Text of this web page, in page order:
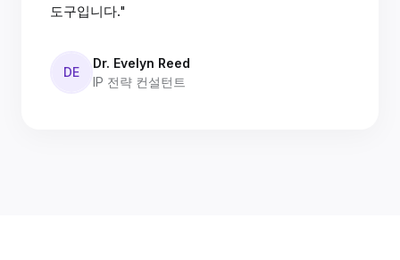
도구입니다."
DE
Dr. Evelyn Reed
IP 전략 컨설턴트